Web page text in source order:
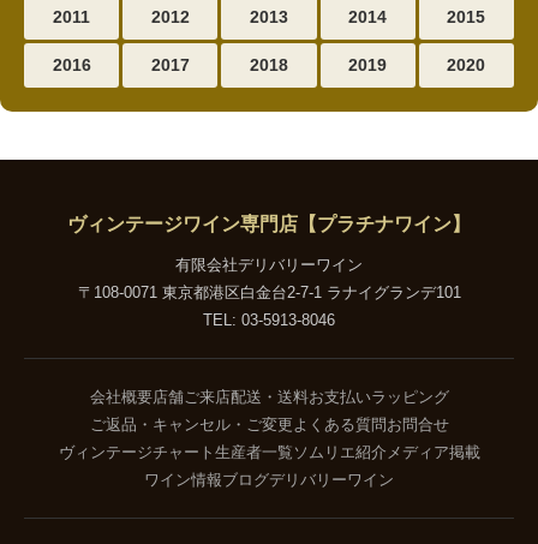
2011 2012 2013 2014 2015
2016 2017 2018 2019 2020
ヴィンテージワイン専門店【プラチナワイン】
有限会社デリバリーワイン
〒108-0071 東京都港区白金台2-7-1 ラナイグランデ101
TEL: 03-5913-8046
会社概要店舗ご来店配送・送料お支払いラッピング
ご返品・キャンセル・ご変更よくある質問 お問合せ
ヴィンテージチャート 生産者一覧 ソムリエ紹介 メディア掲載
ワイン情報ブログデリバリーワイン